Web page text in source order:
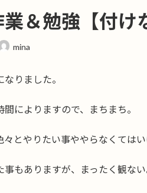
＆勉強【付け
mina
りました。
によりますので、まちまち。
とやりたい事ややらなくては
もありますが、まったく観ない